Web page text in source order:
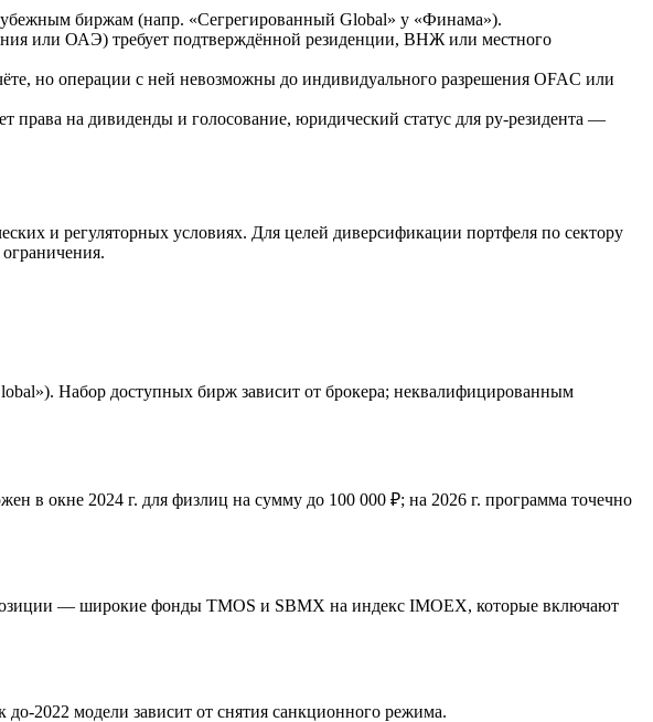
биржам (напр. «Сегрегированный Global» у «Финама»).
или ОАЭ) требует подтверждённой резиденции, ВНЖ или местного
но операции с ней невозможны до индивидуального разрешения OFAC или
права на дивиденды и голосование, юридический статус для ру-резидента —
и регуляторных условиях. Для целей диверсификации портфеля по сектору
Набор доступных бирж зависит от брокера; неквалифицированным
в окне 2024 г. для физлиц на сумму до 100 000 ₽; на 2026 г. программа точечно
— широкие фонды TMOS и SBMX на индекс IMOEX, которые включают
2022 модели зависит от снятия санкционного режима.